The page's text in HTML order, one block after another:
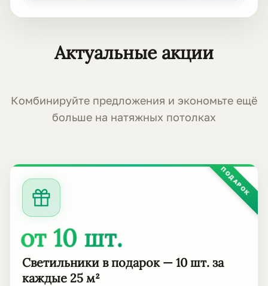
Актуальные акции
Комбинируйте предложения и экономьте ещё
больше на натяжных потолках
ПОДАРОК
от 10 шт.
Светильники в подарок — 10 шт. за
каждые 25 м²